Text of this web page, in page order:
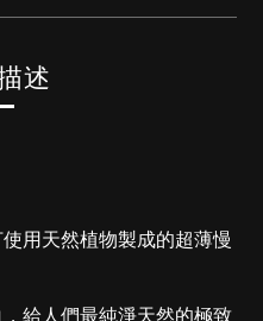
述
用天然植物製成的超薄慢
給人們最純淨天然的極致